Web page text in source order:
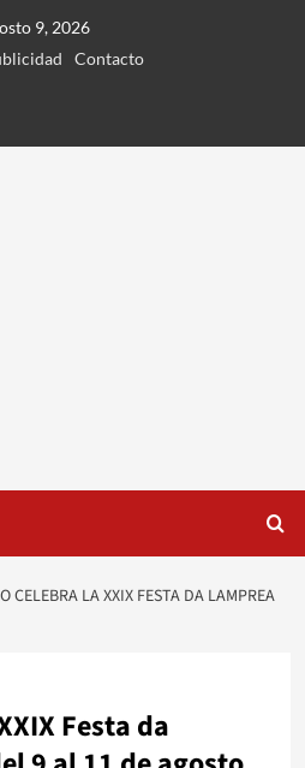
9, 2026
Contacto
CELEBRA LA XXIX FESTA DA LAMPREA
Festa da